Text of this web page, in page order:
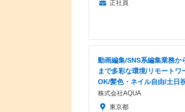
正社員
動画編集/SNS系編集業務か
まで多彩な環境/リモートワ
OK/髪色・ネイル自由/土日
株式会社AQUA
東京都